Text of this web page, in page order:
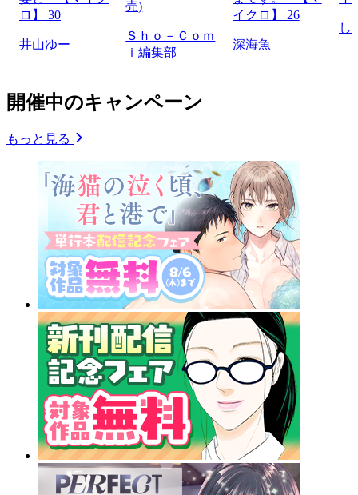
ロ】 30
井山ゆー
売)
Ｓｈｏ－Ｃｏｍ
ｉ編集部
イクロ】 26
深海魚
し
開催中のキャンペーン
もっと見る